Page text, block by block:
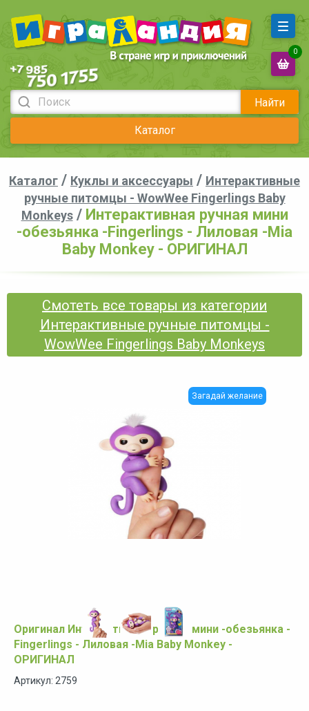
Найти
Каталог
0
Каталог / Куклы и аксессуары / Интерактивные
ручные питомцы - WowWee Fingerlings Baby
Monkeys/ Интерактивная ручная мини
-обезьянка -Fingerlings - Лиловая -Mia
Baby Monkey - ОРИГИНАЛ
Смотеть все товары из категории
Интерактивные ручные питомцы -
WowWee Fingerlings Baby Monkeys
Загадай желание
Оригинал Интерактивная ручная мини -обезьянка -
Fingerlings - Лиловая -Mia Baby Monkey -
ОРИГИНАЛ
Артикул: 2759